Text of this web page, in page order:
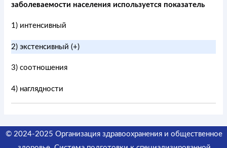
заболеваемости населения используется показатель
1) интенсивный
2) экстенсивный (+)
3) соотношения
4) наглядности
© 2024-2025 Организация здравоохранения и общественное